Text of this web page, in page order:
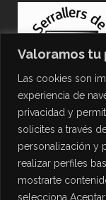
Valoramos
Las cookies son
experiencia de
privacidad y
solicites a través
personalización y
realizar perfiles
mostrarte
selecciona
PROTECCIÓN
Política de